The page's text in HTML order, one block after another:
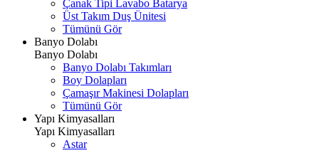
Çanak Tipi Lavabo Batarya
Üst Takım Duş Ünitesi
Tümünü Gör
Banyo Dolabı
Banyo Dolabı
Banyo Dolabı Takımları
Boy Dolapları
Çamaşır Makinesi Dolapları
Tümünü Gör
Yapı Kimyasalları
Yapı Kimyasalları
Astar